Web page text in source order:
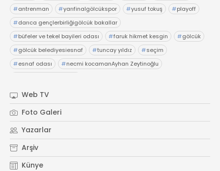
#antrenman #yarıfinalgölcükspor #yusuf tokuş #playoff
#darıca gençlerbirliğigölcük bakallar
#büfeler ve tekel bayileri odası #faruk hikmet kesgin #gölcük
#gölcük belediyesiesnaf #tuncay yıldız #seçim
#esnaf odası #necmi kocamanAyhan Zeytinoğlu
Web TV
Foto Galeri
Yazarlar
Arşiv
Künye